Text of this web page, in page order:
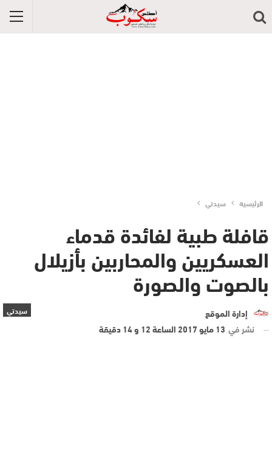
الرئيسية سيدتي
قافلة طبية لفائدة قدماء
العسكريين والمحاربين بأزيلال
بالصوت والصورة
سيدتي
إدارة الموقع
نشر في 13 مايو 2017 الساعة 12 و 14 دقيقة